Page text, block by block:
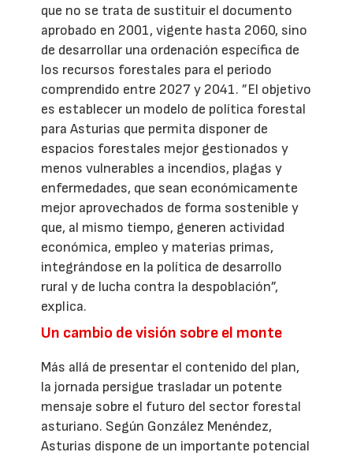
que no se trata de sustituir el documento
aprobado en 2001, vigente hasta 2060, sino
de desarrollar una ordenación específica de
los recursos forestales para el periodo
comprendido entre 2027 y 2041. ”El objetivo
es establecer un modelo de política forestal
para Asturias que permita disponer de
espacios forestales mejor gestionados y
menos vulnerables a incendios, plagas y
enfermedades, que sean económicamente
mejor aprovechados de forma sostenible y
que, al mismo tiempo, generen actividad
económica, empleo y materias primas,
integrándose en la política de desarrollo
rural y de lucha contra la despoblación”,
explica.
Un cambio de visión sobre el monte
Más allá de presentar el contenido del plan,
la jornada persigue trasladar un potente
mensaje sobre el futuro del sector forestal
asturiano. Según González Menéndez,
Asturias dispone de un importante potencial